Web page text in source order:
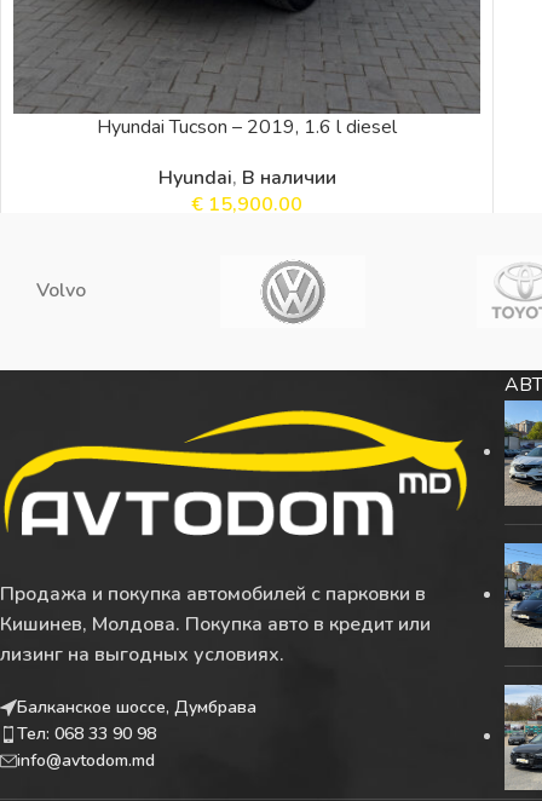
Hyundai Tucson – 2019, 1.6 l diesel
Hyundai, В наличии
€ 15,900.00
Volvo
Продажа и покупка автомобилей с парковки в
Кишинев, Молдова. Покупка авто в кредит или
лизинг на выгодных условиях.
Балканское шоссе, Думбрава
Тел: 068 33 90 98
info@avtodom.md